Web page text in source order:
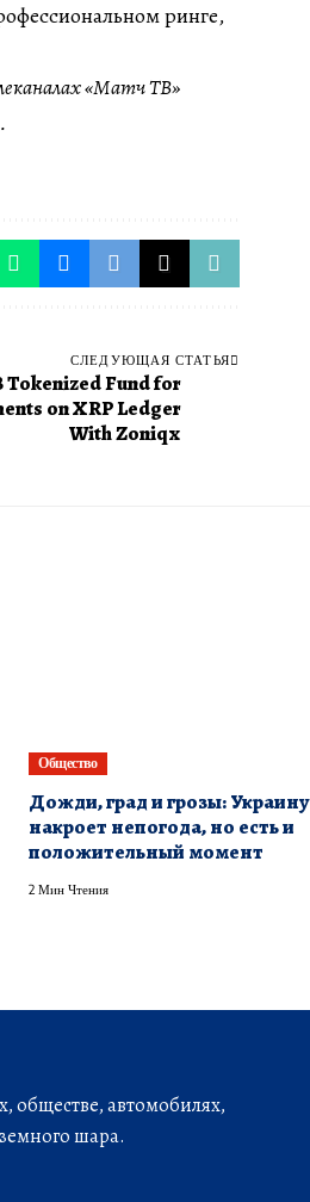
ринге,
«Матч ТВ»
СЛЕДУЮЩАЯ СТАТЬЯ
Tokenized Fund for
on XRP Ledger
With Zoniqx
Общество
Дожди, град и грозы: Украину
накроет непогода, но есть и
положительный момент
2 Мин Чтения
обществе, автомобилях,
шара.